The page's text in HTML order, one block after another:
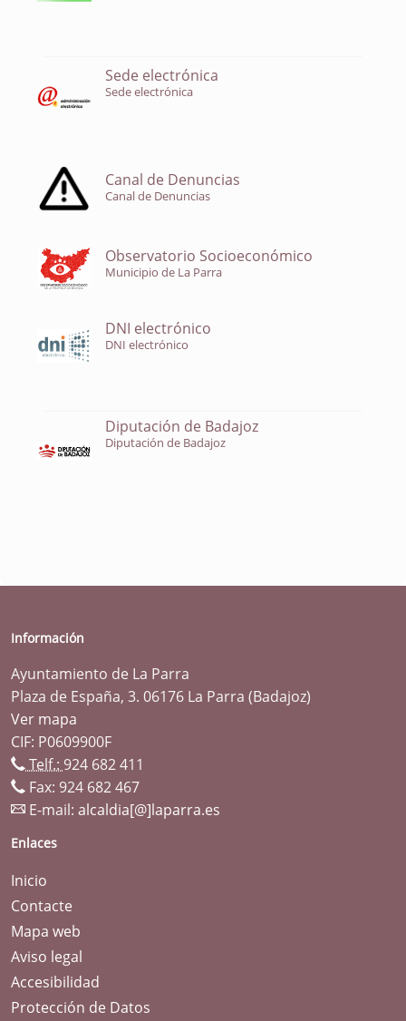
Sede electrónica
Sede electrónica
Canal de Denuncias
Canal de Denuncias
Observatorio Socioeconómico
Municipio de La Parra
DNI electrónico
DNI electrónico
Diputación de Badajoz
Diputación de Badajoz
Información
Ayuntamiento de La Parra
Plaza de España, 3. 06176 La Parra (Badajoz)
Ver mapa
CIF: P0609900F
Telf.: 924 682 411
Fax: 924 682 467
E-mail: alcaldia[@]laparra.es
Enlaces
Inicio
Contacte
Mapa web
Aviso legal
Accesibilidad
Protección de Datos